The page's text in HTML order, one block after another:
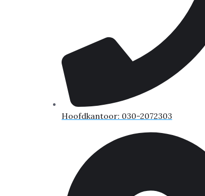
Hoofdkantoor: 030-2072303